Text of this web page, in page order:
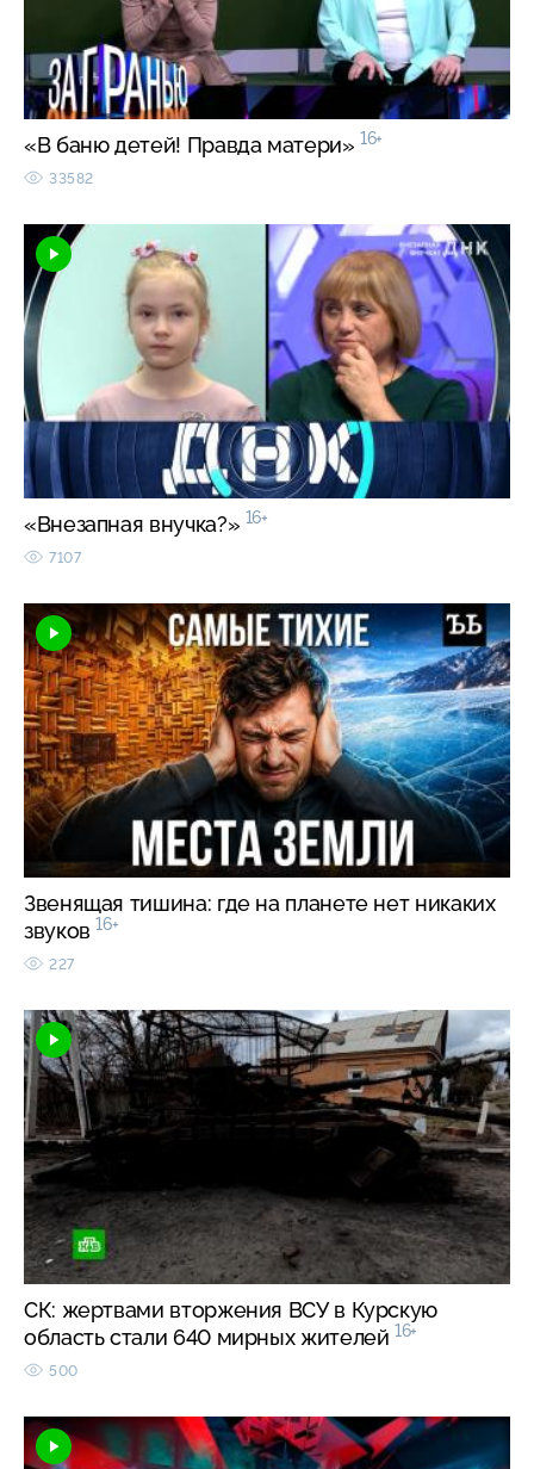
«В баню детей! Правда матери» 16+
33582
«Внезапная внучка?» 16+
7107
Звенящая тишина: где на планете нет никаких
звуков 16+
227
СК: жертвами вторжения ВСУ в Курскую
область стали 640 мирных жителей 16+
500